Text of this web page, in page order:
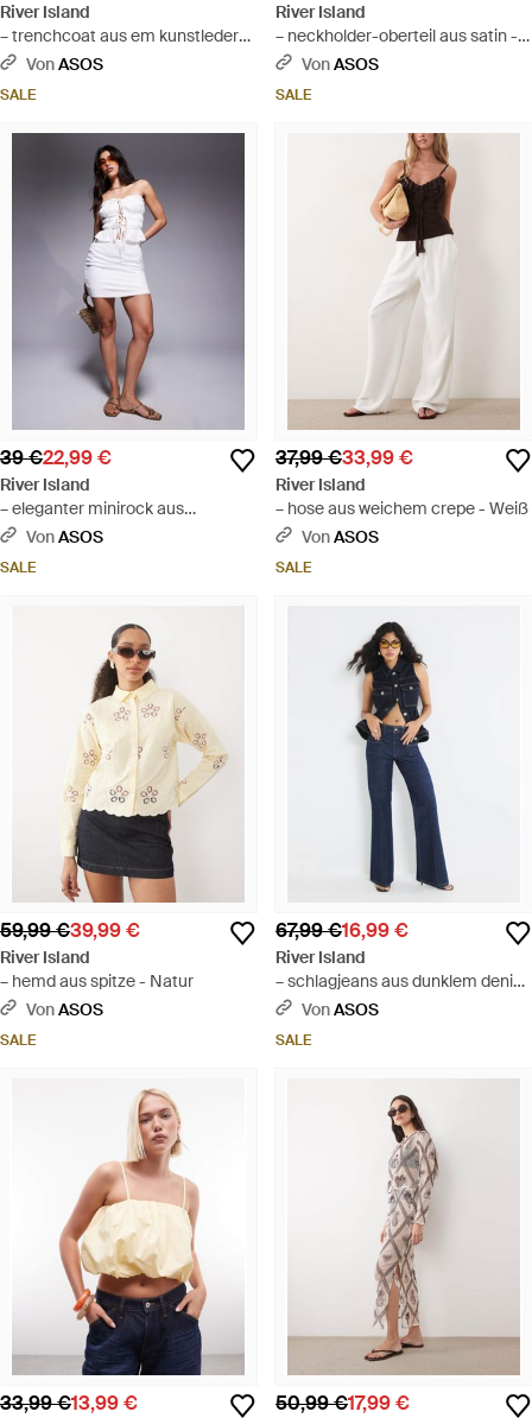
River Island
– trenchcoat aus em kunstleder
mit kunstpelzkragen - Grau
VonASOS
SALE
River Island
– neckholder-oberteil aus satin -
GrünVonASOS
SALE
39 €22,99 €
River Island
– eleganter minirock aus
leinenmix - Grau
VonASOS
SALE
37,99 €33,99 €
River Island
– hose aus weichem crepe - Weiß
VonASOS
SALE
59,99 €39,99 €
River Island
– hemd aus spitze - Natur
VonASOS
SALE
67,99 €16,99 €
River Island
– schlagjeans aus dunklem denim
mit hohem bund und taschen-
VonASOS
SALE
33,99 €13,99 € 50,99 €17,99 €